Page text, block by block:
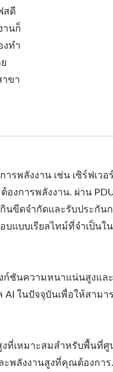
สดี
านก็
งทำ
าขา
รพลังงาน เช่น เซิร์ฟเว
งการพลังงาน. ผ่าน
ขีดจำกัดและรับประกัน
แบบเรียลไทม์ที่จำเป็น
ชันความหนาแน่นสูงแล
ในปัจจุบันเพื่อให้สาม
ที่เหมาะสมสำหรับพื้นที่
ะพลังงานสูงที่คุณต้องการ.